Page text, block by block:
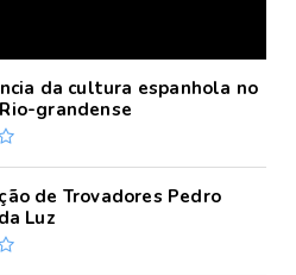
da cultura espanhola no
grandense
de Trovadores Pedro
Luz